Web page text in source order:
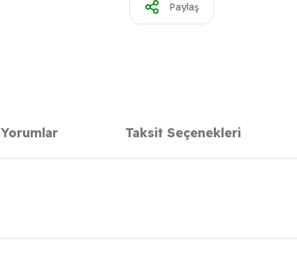
Paylaş
Yorumlar Taksit Seçenekleri